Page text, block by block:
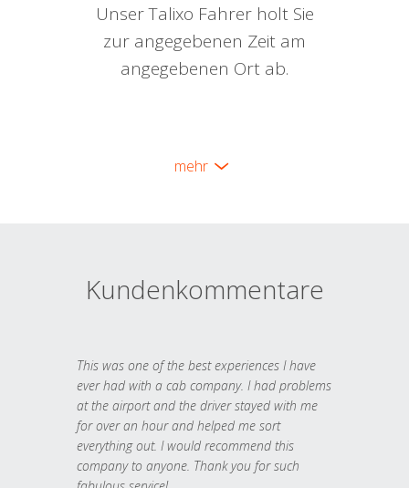
Unser Talixo Fahrer holt Sie
zur angegebenen Zeit am
angegebenen Ort ab.
mehr
Kundenkommentare
This was one of the best experiences I have
ever had with a cab company. I had problems
at the airport and the driver stayed with me
for over an hour and helped me sort
everything out. I would recommend this
company to anyone. Thank you for such